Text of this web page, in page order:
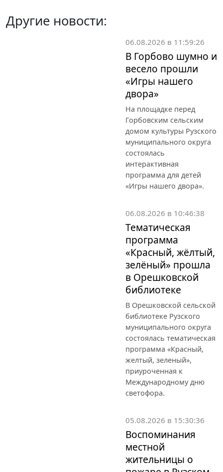
Другие новости:
06.08.2026 в 11:59:26
В Горбово шумно и
весело прошли
«Игры нашего
двора»
На площадке перед
Горбовским сельским
домом культуры Рузского
муниципального округа
состоялась
интерактивная
программа для детей
«Игры нашего двора».
06.08.2026 в 10:46:38
Тематическая
программа
«Красный, жёлтый,
зелёный» прошла
в Орешковской
библиотеке
В Орешковской сельской
библиотеке Рузского
муниципального округа
состоялась тематическая
программа «Красный,
желтый, зеленый»,
приуроченная к
Международному дню
светофора.
05.08.2026 в 15:30:36
Воспоминания
местной
жительницы о